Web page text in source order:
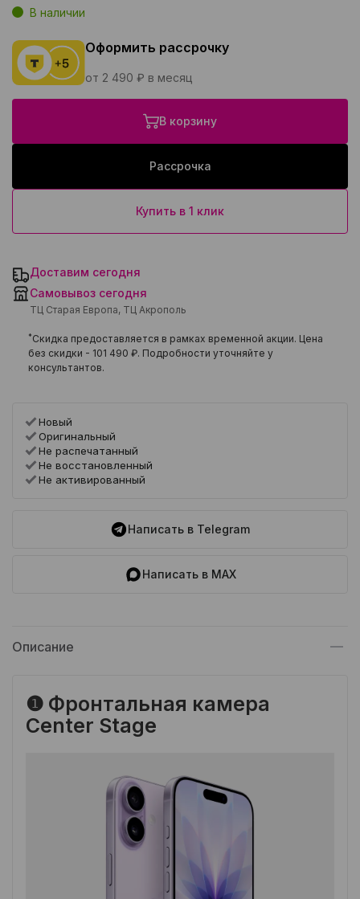
В наличии
Оформить рассрочку
от 2 490 ₽ в месяц
В корзину
Рассрочка
Купить в 1 клик
Доставим сегодня
Самовывоз сегодня
ТЦ Старая Европа, ТЦ Акрополь
*Скидка предоставляется в рамках временной акции. Цена
без скидки - 101 490 ₽. Подробности уточняйте у
консультантов.
Новый
Оригинальный
Не распечатанный
Не восстановленный
Не активированный
Написать в Telegram
Написать в MAX
Описание
❶ Фронтальная камера
Center Stage